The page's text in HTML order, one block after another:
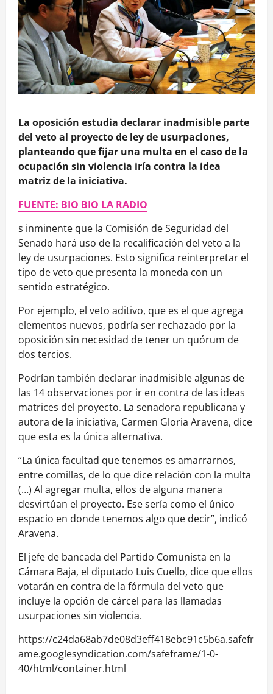
La oposición estudia declarar inadmisible parte
del veto al proyecto de ley de usurpaciones,
planteando que fijar una multa en el caso de la
ocupación sin violencia iría contra la idea
matriz de la iniciativa.
FUENTE: BIO BIO LA RADIO
s inminente que la Comisión de Seguridad del
Senado hará uso de la recalificación del veto a la
ley de usurpaciones. Esto significa reinterpretar el
tipo de veto que presenta la moneda con un
sentido estratégico.
Por ejemplo, el veto aditivo, que es el que agrega
elementos nuevos, podría ser rechazado por la
oposición sin necesidad de tener un quórum de
dos tercios.
Podrían también declarar inadmisible algunas de
las 14 observaciones por ir en contra de las ideas
matrices del proyecto. La senadora republicana y
autora de la iniciativa, Carmen Gloria Aravena, dice
que esta es la única alternativa.
“La única facultad que tenemos es amarrarnos,
entre comillas, de lo que dice relación con la multa
(…) Al agregar multa, ellos de alguna manera
desvirtúan el proyecto. Ese sería como el único
espacio en donde tenemos algo que decir”, indicó
Aravena.
El jefe de bancada del Partido Comunista en la
Cámara Baja, el diputado Luis Cuello, dice que ellos
votarán en contra de la fórmula del veto que
incluye la opción de cárcel para las llamadas
usurpaciones sin violencia.
https://c24da68ab7de08d3eff418ebc91c5b6a.safefr
ame.googlesyndication.com/safeframe/1-0-
40/html/container.html